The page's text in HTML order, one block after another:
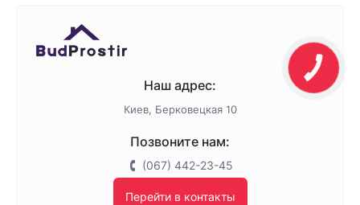
Наш адрес:
Киев, Берковецкая 10
Позвоните нам:
(067) 442-23-45
Перейти в контакты